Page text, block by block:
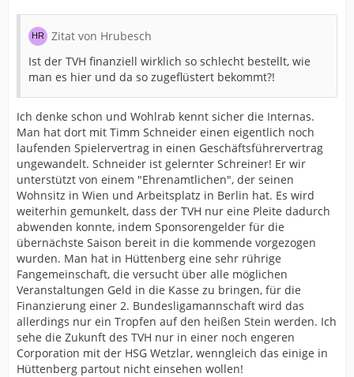
Zitat von Hrubesch
Ist der TVH finanziell wirklich so schlecht bestellt, wie
man es hier und da so zugeflüstert bekommt?!
Ich denke schon und Wohlrab kennt sicher die Internas.
Man hat dort mit Timm Schneider einen eigentlich noch
laufenden Spielervertrag in einen Geschäftsführervertrag
ungewandelt. Schneider ist gelernter Schreiner! Er wir
unterstützt von einem "Ehrenamtlichen", der seinen
Wohnsitz in Wien und Arbeitsplatz in Berlin hat. Es wird
weiterhin gemunkelt, dass der TVH nur eine Pleite dadurch
abwenden konnte, indem Sponsorengelder für die
übernächste Saison bereit in die kommende vorgezogen
wurden. Man hat in Hüttenberg eine sehr rührige
Fangemeinschaft, die versucht über alle möglichen
Veranstaltungen Geld in die Kasse zu bringen, für die
Finanzierung einer 2. Bundesligamannschaft wird das
allerdings nur ein Tropfen auf den heißen Stein werden. Ich
sehe die Zukunft des TVH nur in einer noch engeren
Corporation mit der HSG Wetzlar, wenngleich das einige in
Hüttenberg partout nicht einsehen wollen!